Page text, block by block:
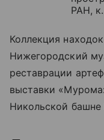
РАН,
Коллекция
Нижегородский
реставрации
выставки
Никольской